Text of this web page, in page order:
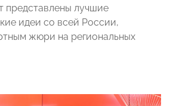
представлены лучшие
идеи со всей России,
жюри на региональных